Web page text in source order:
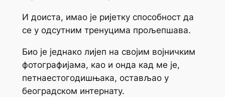
И доиста, имао је ријетку способност да
се у одсутним тренуцима прољепшава.
Био је једнако лијеп на својим војничким
фотографијама, као и онда кад ме је,
петнаестогодишњака, остављао у
београдском интернату.